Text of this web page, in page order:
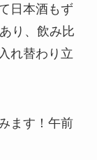
日本酒もず
り、飲み比
れ替わり立
ます！午前